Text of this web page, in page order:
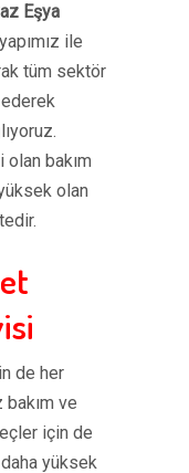
Eşya
ile
tüm sektör
bakım
olan
de her
ve
için de
yüksek